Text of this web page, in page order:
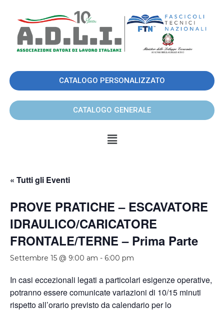
CATALOGO PERSONALIZZATO
CATALOGO GENERALE
« Tutti gli Eventi
PROVE PRATICHE – ESCAVATORE
IDRAULICO/CARICATORE
FRONTALE/TERNE – Prima Parte
Settembre 15 @ 9:00 am - 6:00 pm
In casi eccezionali legati a particolari esigenze operative,
potranno essere comunicate variazioni di 10/15 minuti
rispetto all’orario previsto da calendario per lo